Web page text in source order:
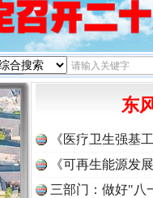
东
《医疗卫生强基
《可再生能源发
三部门：做好"八